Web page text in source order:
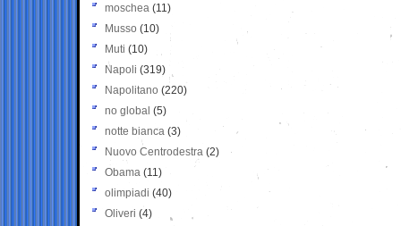
moschea (11)
Musso (10)
Muti (10)
Napoli (319)
Napolitano (220)
no global (5)
notte bianca (3)
Nuovo Centrodestra (2)
Obama (11)
olimpiadi (40)
Oliveri (4)